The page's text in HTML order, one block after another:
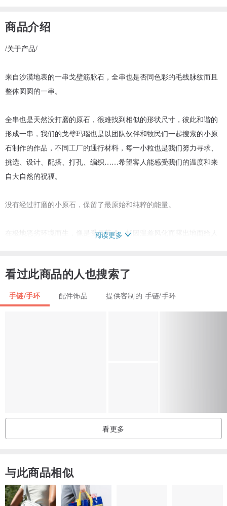
商品介绍
/关于产品/
来自沙漠地表的一串戈壁筋脉石，全串也是否同色彩的毛线脉纹而且
整体圆圆的一串。
全串也是天然没打磨的原石，很难找到相似的形状尺寸，彼此和谐的
形成一串，我们的戈璧玛瑙也是以团队伙伴和牧民们一起搜索的小原
石制作的作品，不同工厂的通行材料，每一小粒也是我们努力寻求、
挑选、设计、配搭、打孔、编织……希望客人能感受我们的温度和来
自大自然的祝福。
没有经过打磨的小原石，保留了最原始和纯粹的能量。
在极地恶劣环境而生，像是受尽苦难，却因温差风化而露出地面给人
在极地恶劣环境而生，像是受尽苦难，却因温差风化而露出地面给人
发现的玛瑙，原石的外表，有住每一但不同的纹理和色彩。
【产地】
天然玛瑙
【尺寸】
阅读更多
看过此商品的人也搜索了
手链/手环 配件饰品 提供客制的 手链/手环
看更多
与此商品相似